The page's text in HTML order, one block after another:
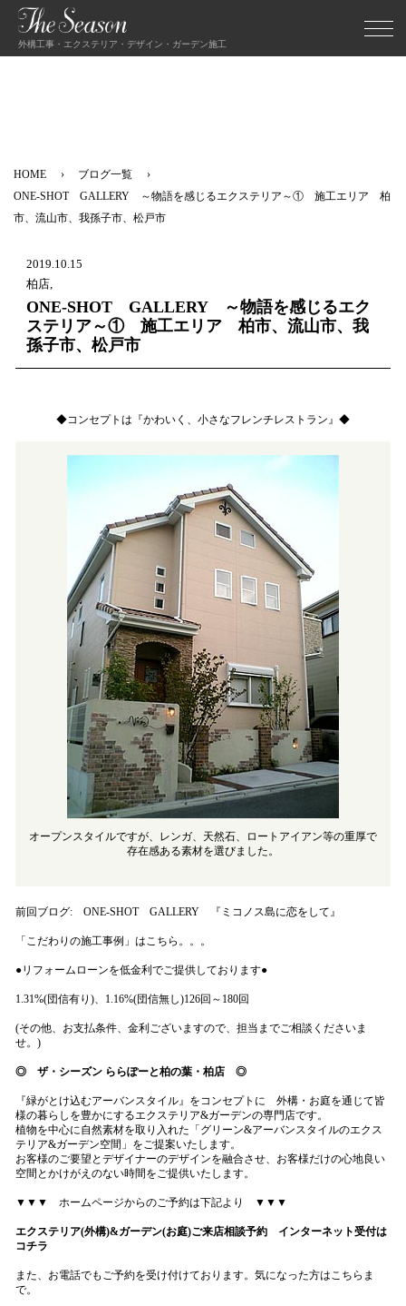
外構工事・エクステリア・デザイン・ガーデン施工
HOME
ブログ一覧
ONE-SHOT GALLERY ～物語を感じるエクステリア～① 施工エリア 柏
市、流山市、我孫子市、松戸市
2019.10.15
柏店,
ONE-SHOT GALLERY ～物語を感じるエク
ステリア～① 施工エリア 柏市、流山市、我
孫子市、松戸市
◆コンセプトは『かわいく、小さなフレンチレストラン』◆
オープンスタイルですが、レンガ、天然石、ロートアイアン等の重厚で
存在感ある素材を選びました。
前回ブログ: ONE-SHOT GALLERY 『ミコノス島に恋をして』
「こだわりの施工事例」はこちら。。。
●リフォームローンを低金利でご提供しております●
1.31%(団信有り)、1.16%(団信無し)126回～180回
(その他、お支払条件、金利ございますので、担当までご相談くださいま
せ。)
◎ ザ・シーズン ららぽーと柏の葉・柏店 ◎
『緑がとけ込むアーバンスタイル』をコンセプトに 外構・お庭を通じて皆
様の暮らしを豊かにするエクステリア&ガーデンの専門店です。
植物を中心に自然素材を取り入れた「グリーン&アーバンスタイルのエクス
テリア&ガーデン空間」をご提案いたします。
お客様のご要望とデザイナーのデザインを融合させ、お客様だけの心地良い
空間とかけがえのない時間をご提供いたします。
▼▼▼ ホームページからのご予約は下記より ▼▼▼
エクステリア(外構)&ガーデン(お庭)ご来店相談予約 インターネット受付は
コチラ
また、お電話でもご予約を受け付けております。気になった方はこちらま
で。